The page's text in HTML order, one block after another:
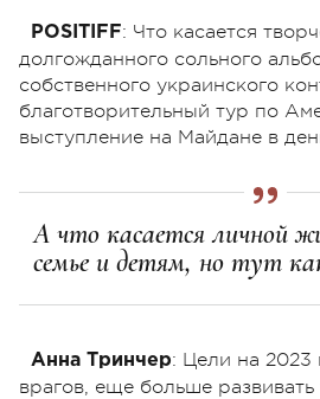
POSITIFF: Что касается
долгожданного сольного
собственного украинского
благотворительный тур по
выступление на Майдане в
А что касается личной
семье и детям, но тут
Анна Тринчер: Цели на 2023
врагов, еще больше